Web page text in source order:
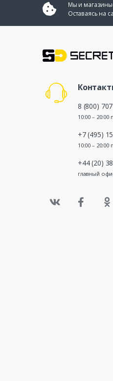
Мы и
Оставаясь на
8 (800)
10:00 –
+7 (495)
10:00 – 20:00
+44 (20)
главный